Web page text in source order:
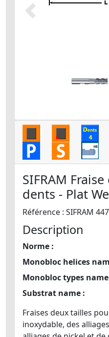
Précédent
SIFRAM
dents - Plat
Référence : SIFRAM
Description
Norme :
Monobloc helices
Monobloc types
Substrat name :
Fraises deux tailles
inoxydable, des